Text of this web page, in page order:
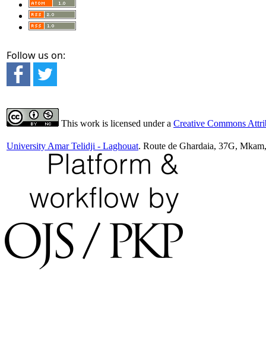
Follow us on:
This work is licensed under a Creative Commons
University Amar Telidji - Laghouat. Route de Ghardaia, 37G,